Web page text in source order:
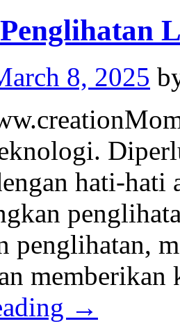
8, 2025
hati-hati
penglihatan,
→